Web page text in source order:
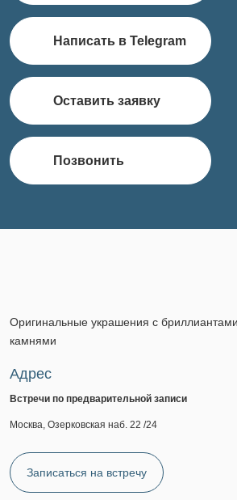
Написать в Telegram
Оставить заявку
Позвонить
Оригинальные украшения с
камнями
Адрес
Встречи по предварительной записи
Москва, Озерковская наб. 22 /24
Записаться на встречу